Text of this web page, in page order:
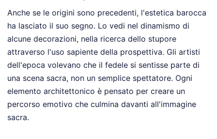
Anche se le origini sono precedenti, l'estetica barocca
ha lasciato il suo segno. Lo vedi nel dinamismo di
alcune decorazioni, nella ricerca dello stupore
attraverso l'uso sapiente della prospettiva. Gli artisti
dell'epoca volevano che il fedele si sentisse parte di
una scena sacra, non un semplice spettatore. Ogni
elemento architettonico è pensato per creare un
percorso emotivo che culmina davanti all'immagine
sacra.